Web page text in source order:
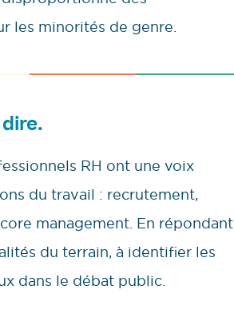
les minorités de genre.
RH ont une voix
du travail : recrutement,
management. En répondant
du terrain, à identifier les
dans le débat public.